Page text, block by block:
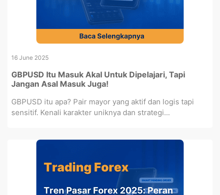
16 June 2025
GBPUSD Itu Masuk Akal Untuk Dipelajari, Tapi
Jangan Asal Masuk Juga!
GBPUSD itu apa? Pair mayor yang aktif dan logis tapi
sensitif. Kenali karakter uniknya dan strategi...